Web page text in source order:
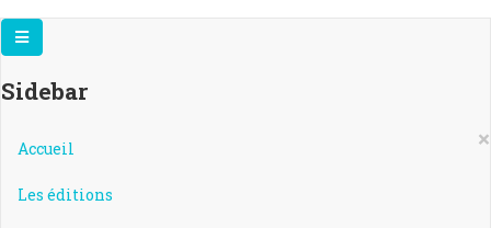
Sidebar
×
Accueil
Les éditions